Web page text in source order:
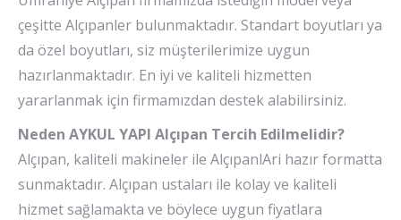
çeşitte Alçıpanler bulunmaktadır. Standart boyutları ya
da özel boyutları, siz müşterilerimize uygun
hazırlanmaktadır. En iyi ve kaliteli hizmetten
yararlanmak için firmamızdan destek alabilirsiniz.
Neden AYKUL YAPI Alçıpan Tercih Edilmelidir?
Alçıpan, kaliteli makineler ile AlçıpanlAri hazır formatta
sunmaktadır. Alçıpan ustaları ile kolay ve kaliteli
hizmet sağlamakta ve böylece uygun fiyatlara